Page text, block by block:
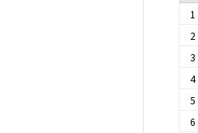
1
2
3
4
5
6